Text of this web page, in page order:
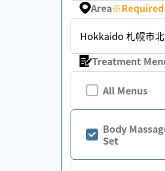
Area※Required
Hokkaido 札幌市
Treatment
All Menus
Body
Set